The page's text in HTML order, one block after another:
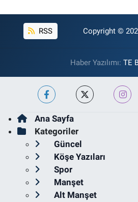
RSS Copyright ©
Haber Yazılımı: TE
Ana Sayfa
Kategoriler
Güncel
Köşe Yazıları
Spor
Manşet
Alt Manşet